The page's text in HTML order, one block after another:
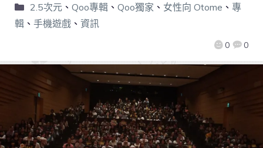
0 0
2.5次元、 Qoo專輯、 Qoo獨家 、 女性向 Otome 、 專
輯 、 手機遊戲 、 資訊